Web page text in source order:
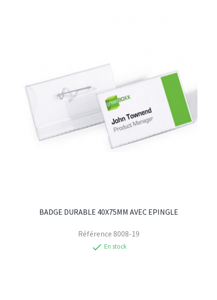
BADGE DURABLE 40X75MM AVEC EPINGLE
Référence 8008-19
check En stock